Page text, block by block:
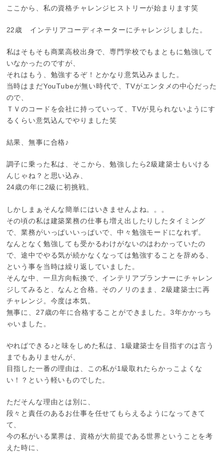
ここから、私の資格チャレンジヒストリーが始まります笑
22歳 インテリアコーディネーターにチャレンジしました。
私はそもそも商業高校出身で、専門学校でもまともに勉強して
いなかったのですが、
それはもう、勉強するぞ！とかなり意気込みました。
当時はまだYouTubeが無い時代で、TVがエンタメの中心だった
ので、
ＴＶのコードを会社に持っていって、TVが見られないようにす
るくらい意気込んでやりました笑
結果、無事に合格♪
調子に乗った私は、そこから、勉強したら2級建築士もいける
んじゃね？と思い込み、
24歳の年に2級に初挑戦。
しかしまぁそんな簡単にはいきませんよね。。。
その頃の私は建築業務の仕事も増え出したりしたタイミング
で、業務がいっぱいいっぱいで、中々勉強モードになれず。
なんとなく勉強しても受かるわけがないのはわかっていたの
で、途中でやる気が続かなくなっては勉強することを辞める、
という事を当時は繰り返していました。
そんな中、一旦方向転換で、インテリアプランナーにチャレン
ジしてみると、なんと合格。そのノリのまま、2級建築士に再
チャレンジ。今度は本気。
無事に、27歳の年に合格することができました。3年かかっち
ゃいました。
やればできる♪と味をしめた私は、1級建築士を目指すのは言う
までもありませんが、
目指した一番の理由は、この私が1級取れたらかっこよくな
い！？という軽いものでした。
ただそんな理由とは別に、
段々と責任のあるお仕事を任せてもらえるようになってきて
て、
今の私がいる業界は、資格が大前提である世界ということを考
えた時に、